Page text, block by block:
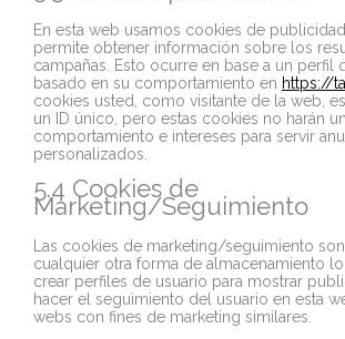
En esta web usamos cookies de
permite obtener información sobre los
campañas. Esto ocurre en base a un perfil
basado en su comportamiento en https://
cookies usted, como visitante de la web,
un ID único, pero estas cookies no harán
comportamiento e intereses para servir
personalizados.
5.4 Cookies de
Marketing/Seguimiento
Las cookies de marketing/seguimiento
cualquier otra forma de almacenamiento
crear perfiles de usuario para mostrar
hacer el seguimiento del usuario en esta
webs con fines de marketing similares.